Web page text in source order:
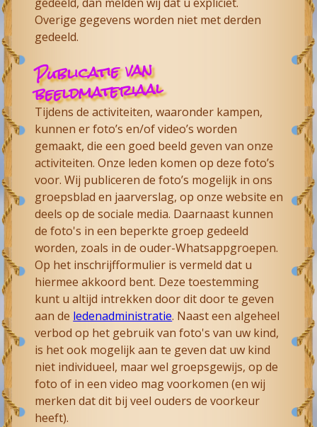
Overige gegevens worden niet met derden
gedeeld.
Publicatie van
beeldmateriaal
Tijdens de activiteiten, waaronder kampen,
kunnen er foto’s en/of video’s worden
gemaakt, die een goed beeld geven van onze
activiteiten. Onze leden komen op deze foto’s
voor. Wij publiceren de foto’s mogelijk in ons
groepsblad en jaarverslag, op onze website en
deels op de sociale media. Daarnaast kunnen
de foto's in een beperkte groep gedeeld
worden, zoals in de ouder-Whatsappgroepen.
Op het inschrijfformulier is vermeld dat u
hiermee akkoord bent. Deze toestemming
kunt u altijd intrekken door dit door te geven
aan de ledenadministratie. Naast een algeheel
verbod op het gebruik van foto's van uw kind,
is het ook mogelijk aan te geven dat uw kind
niet individueel, maar wel groepsgewijs, op de
foto of in een video mag voorkomen (en wij
merken dat dit bij veel ouders de voorkeur
heeft).